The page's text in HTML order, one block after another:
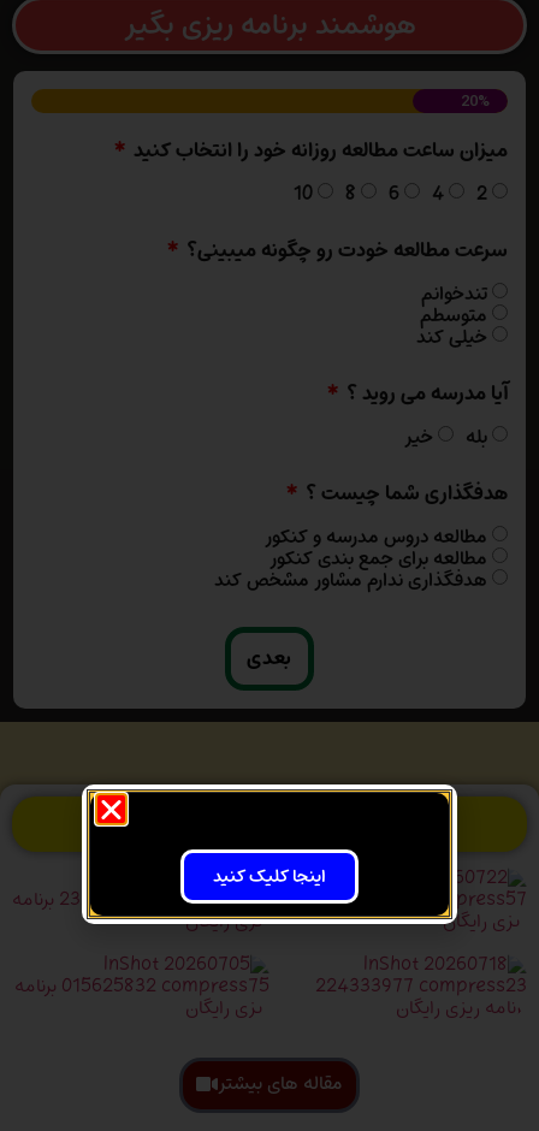
هوشمند برنامه ریزی بگیر
20%
میزان ساعت مطالعه روزانه خود را انتخاب کنید
2
4
6
8
10
سرعت مطالعه خودت رو چگونه میبینی؟
تندخوانم
متوسطم
خیلی کند
آیا مدرسه می روید ؟
بله خیر
هدفگذاری شما چیست ؟
مطالعه دروس مدرسه و کنکور
مطالعه برای جمع بندی کنکور
هدفگذاری ندارم مشاور مشخص کند
بعدی
مقاله های بیشتر
اینجا کلیک کنید